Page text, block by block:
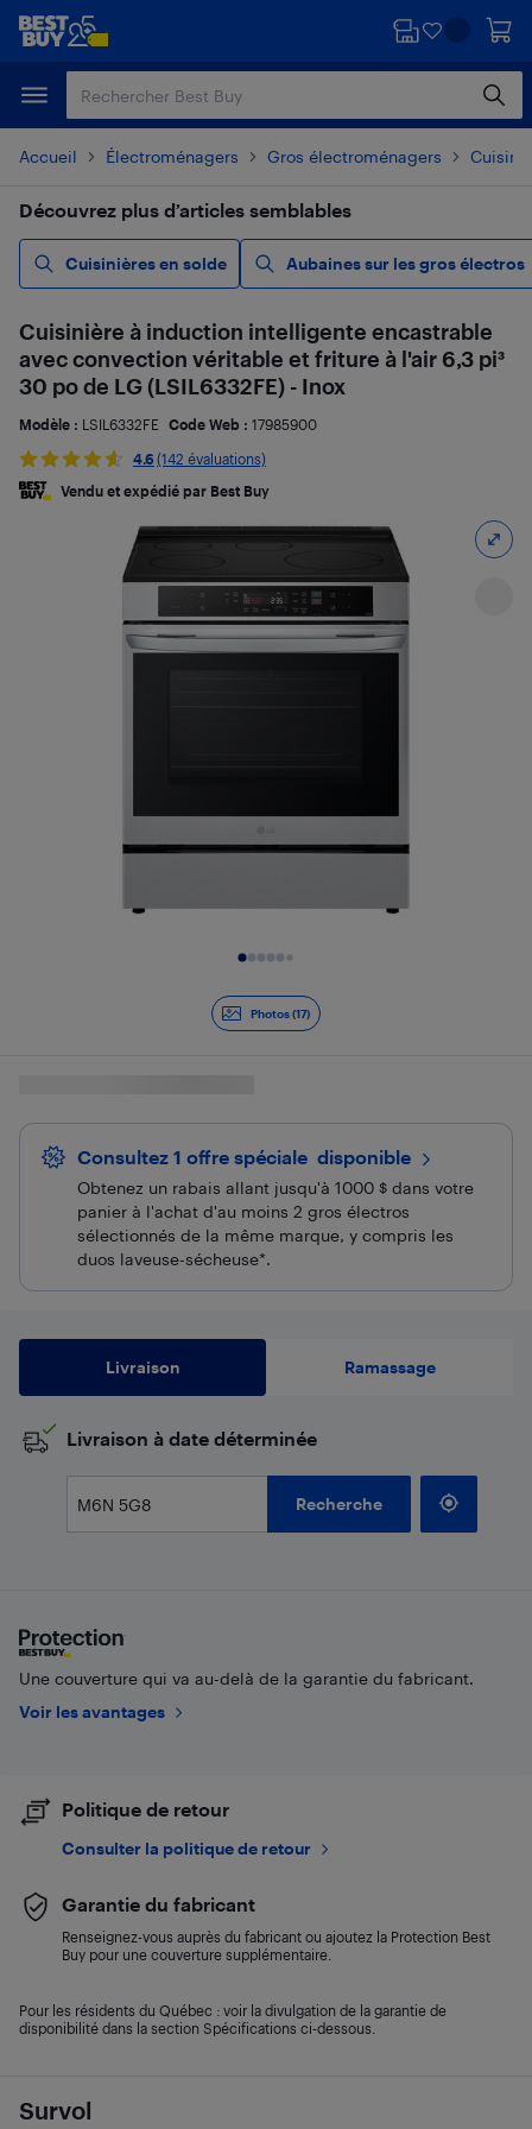
Passer
principal
Passer
Accueil Électroménagers Gros électroménagers
Découvrez plus d’articles semblables
Cuisinières en solde Aubaines sur les gros électros
Photos (17)
Survol
Cuisinière à induction intelligente encastrable
avec convection véritable et friture à l'air 6,3 pi³
30 po de LG (LSIL6332FE) - Inox
Modèle : LSIL6332FE Code Web : 17985900
4.6 (142 évaluations)
Vendu et expédié par Best Buy
Consultez 1 offre spéciale disponible
Obtenez un rabais allant jusqu'à 1000 $ dans votre
panier à l'achat d'au moins 2 gros électros
sélectionnés de la même marque, y compris les
duos laveuse-sécheuse*.
Livraison Ramassage
​Livraison à date déterminée
Recherche
Une couverture qui va au-delà de la garantie du fabricant.
Voir les avantages
Politique de retour
Consulter la politique de retour
Garantie du fabricant
Renseignez-vous auprès du fabricant ou ajoutez la Protection Best
Buy pour une couverture supplémentaire.
Pour les résidents du Québec : voir la divulgation de la garantie de
disponibilité dans la section Spécifications ci-dessous.